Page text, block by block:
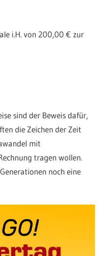
i.H. von 200,00 € zur
sind der Beweis dafür,
die Zeichen der Zeit
mit
tragen wollen.
noch eine